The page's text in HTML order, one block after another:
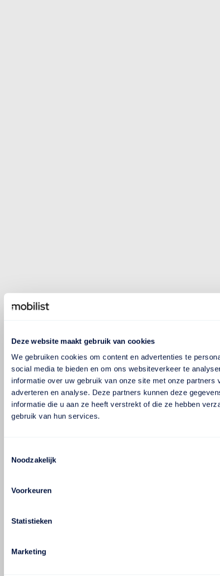
Deze website maakt gebruik van cookies
We gebruiken cookies om content en advertenties te
social media te bieden en om ons websiteverkeer te
informatie over uw gebruik van onze site met onze partners
adverteren en analyse. Deze partners kunnen deze
informatie die u aan ze heeft verstrekt of die ze hebben
gebruik van hun services.
Noodzakelijk
Voorkeuren
Statistieken
Marketing